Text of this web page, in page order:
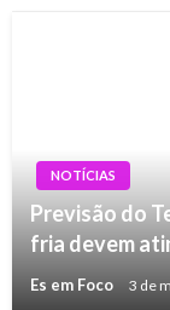
NOTÍCIAS
Previsão do
fria devem
Es em Foco 3 de